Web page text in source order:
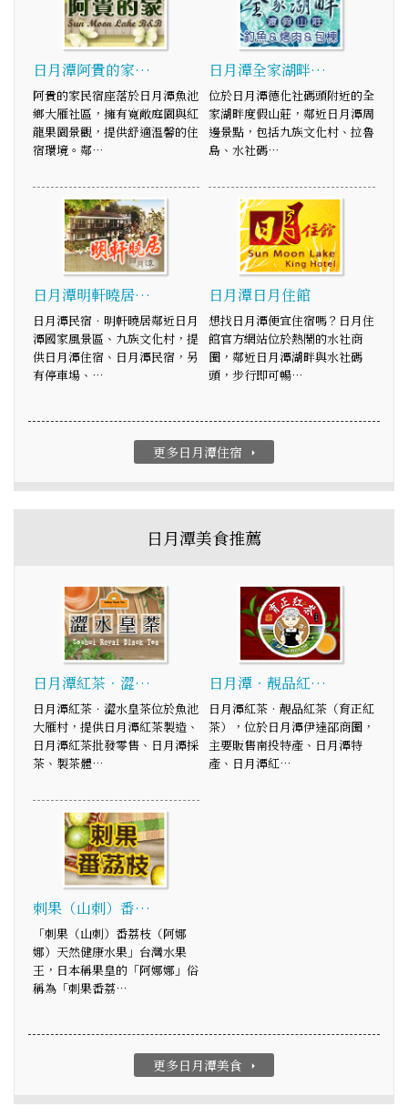
日月潭阿貴的家…
阿貴的家民宿座落於日月潭魚池
鄉大雁社區，擁有寬敞庭園與紅
龍果園景觀，提供舒適溫馨的住
宿環境。鄰…
日月潭全家湖畔…
位於日月潭德化社碼頭附近的全
家湖畔度假山莊，鄰近日月潭周
邊景點，包括九族文化村、拉魯
島、水社碼…
日月潭明軒曉居…
日月潭民宿．明軒曉居鄰近日月
潭國家風景區、九族文化村，提
供日月潭住宿、日月潭民宿，另
有停車場、…
日月潭日月住館
想找日月潭便宜住宿嗎？日月住
館官方網站位於熱鬧的水社商
圈，鄰近日月潭湖畔與水社碼
頭，步行即可暢…
更多日月潭住宿 arrow_right
日月潭美食推薦
日月潭紅茶．澀…
日月潭紅茶．澀水皇茶位於魚池
大雁村，提供日月潭紅茶製造、
日月潭紅茶批發零售、日月潭採
茶、製茶體…
日月潭‧靚品紅…
日月潭紅茶‧靚品紅茶（育正紅
茶），位於日月潭伊達邵商圈，
主要販售南投特產、日月潭特
產、日月潭紅…
刺果（山刺）番…
「刺果（山刺）番荔枝（阿娜
娜）天然健康水果」台灣水果
王，日本稱果皇的「阿娜娜」俗
稱為「刺果番荔…
更多日月潭美食 arrow_right